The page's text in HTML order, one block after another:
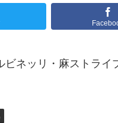
ビネッリ・麻ストラ